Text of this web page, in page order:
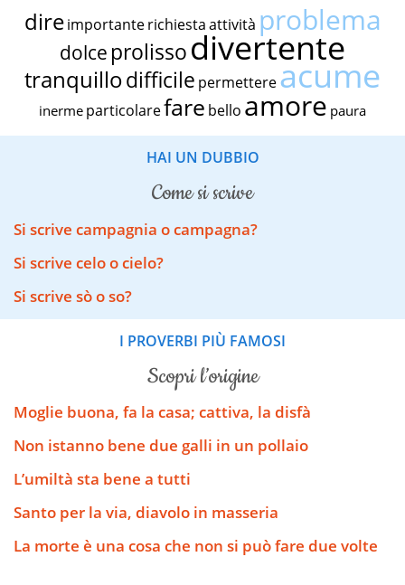
dire importante richiestaattività problema
dolce prolissodivertente
tranquillodifficile permettereacume
inerme particolarefare bello amore paura
HAI UN DUBBIO
come si scrive
Si scrive campagnia o campagna?
Si scrive celo o cielo?
Si scrive sò o so?
I PROVERBI PIÙ FAMOSI
scopri l’origine
Moglie buona, fa la casa; cattiva, la disfà
Non istanno bene due galli in un pollaio
L’umiltà sta bene a tutti
Santo per la via, diavolo in masseria
La morte è una cosa che non si può fare due volte